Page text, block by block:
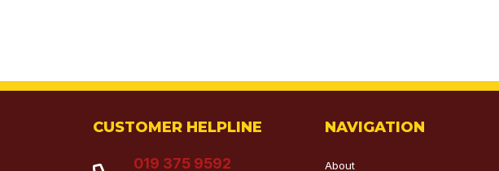
CUSTOMER HELPLINE
019 375 9592
NAVIGATION
About